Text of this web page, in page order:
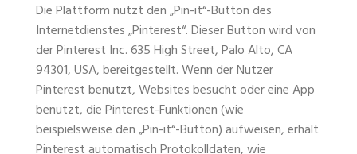
Die Plattform nutzt den „Pin-it“-Button des
Internetdienstes „Pinterest“. Dieser Button wird von
der Pinterest Inc. 635 High Street, Palo Alto, CA
94301, USA, bereitgestellt. Wenn der Nutzer
Pinterest benutzt, Websites besucht oder eine App
benutzt, die Pinterest-Funktionen (wie
beispielsweise den „Pin-it“-Button) aufweisen, erhält